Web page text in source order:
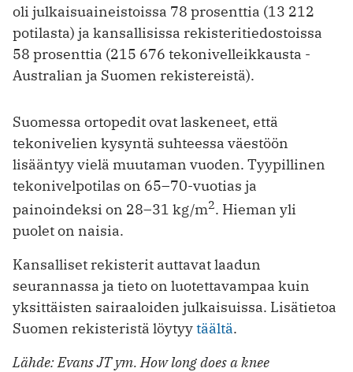
oli julkaisuaineistoissa 78 prosenttia (13 212
potilasta) ja kansallisissa rekisteritiedostoissa
58 prosenttia (215 676 tekonivelleikkausta ­
Australian ja Suomen rekistereistä).
Suomessa ortopedit ovat laskeneet, että
tekonivelien kysyntä suhteessa väestöön
lisääntyy vielä muutaman vuoden. Tyypillinen
tekonivelpotilas on 65–70-vuotias ja
painoindeksi on 28–31 kg/m2. Hieman yli
puolet on naisia.
Kansalliset rekisterit auttavat laadun
seurannassa ja tieto on luotettavampaa kuin
yksittäisten sairaaloiden julkaisuissa. Lisätietoa
Suomen rekisteristä löytyytäältä.
Lähde: Evans JT ym. How long does a knee